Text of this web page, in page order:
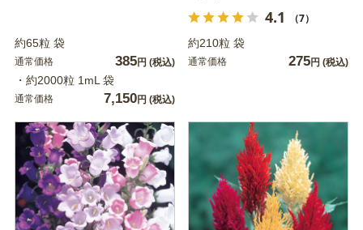
約65粒 袋
通常価格 385円 (税込)
・約2000粒 1mL 袋
通常価格 7,150円 (税込)
4.1 （7）
約210粒 袋
通常価格 275円 (税込)